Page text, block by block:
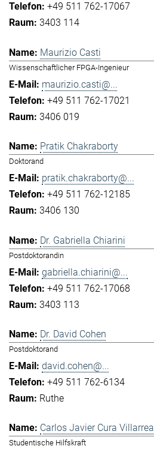
+49 511 762-17067
3403 114
Maurizio Casti
Wissenschaftlicher FPGA-Ingenieur
maurizio.casti@...
+49 511 762-17021
3406 019
Pratik Chakraborty
Doktorand
pratik.chakraborty@...
+49 511 762-12185
3406 130
Dr. Gabriella Chiarini
Postdoktorandin
gabriella.chiarini@...
+49 511 762-17068
3403 113
Dr. David Cohen
Postdoktorand
david.cohen@...
+49 511 762-6134
Ruthe
Carlos Javier Cura Villarreal
Studentische Hilfskraft